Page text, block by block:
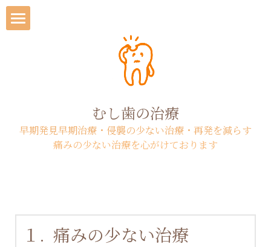
アクセス・ご予約
【医院理念】
診療項目
求人情報
むし歯の治療
早期発見早期治療・侵襲の少ない治療・再発を減らす
痛みの少ない治療を心がけております
１.  痛みの少ない治療